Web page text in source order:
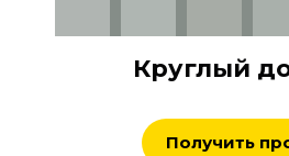
Круглый
Получить